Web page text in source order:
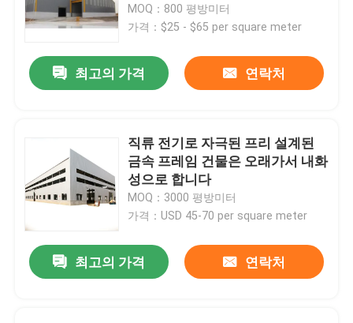
MOQ：800 평방미터
가격：$25 - $65 per square meter
최고의 가격 연락처
직류 전기로 자극된 프리 설계된
금속 프레임 건물은 오래가서 내화
성으로 합니다
MOQ：3000 평방미터
가격：USD 45-70 per square meter
최고의 가격 연락처